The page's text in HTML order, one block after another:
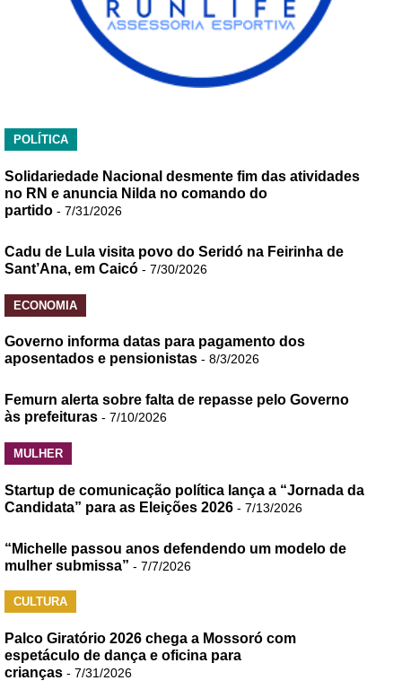
POLÍTICA
Solidariedade Nacional desmente fim das atividades
no RN e anuncia Nilda no comando do
partido - 7/31/2026
Cadu de Lula visita povo do Seridó na Feirinha de
Sant’Ana, em Caicó - 7/30/2026
ECONOMIA
Governo informa datas para pagamento dos
aposentados e pensionistas - 8/3/2026
Femurn alerta sobre falta de repasse pelo Governo
às prefeituras - 7/10/2026
MULHER
Startup de comunicação política lança a “Jornada da
Candidata” para as Eleições 2026 - 7/13/2026
“Michelle passou anos defendendo um modelo de
mulher submissa” - 7/7/2026
CULTURA
Palco Giratório 2026 chega a Mossoró com
espetáculo de dança e oficina para
crianças - 7/31/2026